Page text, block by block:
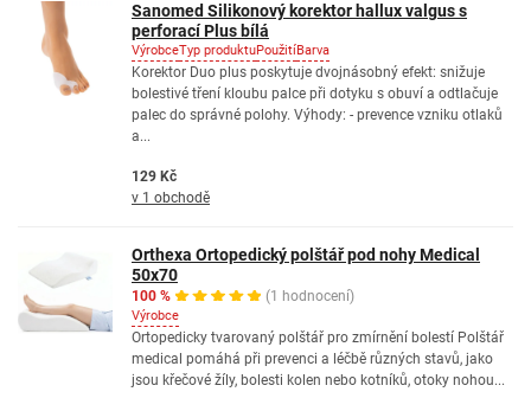
Sanomed Silikonový korektor hallux valgus s
perforací Plus bílá
VýrobceTyp produktuPoužitíBarva
Korektor Duo plus poskytuje dvojnásobný efekt: snižuje
bolestivé tření kloubu palce při dotyku s obuví a odtlačuje
palec do správné polohy. Výhody: - prevence vzniku otlaků
a...
129 Kč
v 1 obchodě
Orthexa Ortopedický polštář pod nohy Medical
50x70
100 % (1 hodnocení)
Výrobce
Ortopedicky tvarovaný polštář pro zmírnění bolestí Polštář
medical pomáhá při prevenci a léčbě různých stavů, jako
jsou křečové žíly, bolesti kolen nebo kotníků, otoky nohou...